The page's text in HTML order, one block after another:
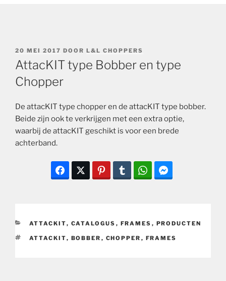
GEPLAATST
OP
20 MEI 2017 DOOR L&L CHOPPERS
AttacKIT type Bobber en type
Chopper
De attacKIT type chopper en de attacKIT type bobber.
Beide zijn ook te verkrijgen met een extra optie,
waarbij de attacKIT geschikt is voor een brede
achterband.
CATEGORIEËN
ATTACKIT, CATALOGUS , FRAMES , PRODUCTEN
TAGS
ATTACKIT, BOBBER , CHOPPER , FRAMES